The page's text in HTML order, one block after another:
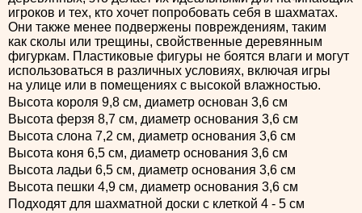
игроков и тех, кто хочет попробовать себя в шахматах.
Они также менее подвержены повреждениям, таким
как сколы или трещины, свойственные деревянным
фигуркам. Пластиковые фигуры не боятся влаги и могут
использоваться в различных условиях, включая игры
на улице или в помещениях с высокой влажностью.
Высота короля 9,8 см, диаметр основан 3,6 см
Высота ферзя 8,7 см, диаметр основания 3,6 см
Высота слона 7,2 см, диаметр основания 3,6 см
Высота коня 6,5 см, диаметр основания 3,6 см
Высота ладьи 6,5 см, диаметр основания 3,6 см
Высота пешки 4,9 см, диаметр основания 3,6 см
Подходят для шахматной доски с клеткой 4 - 5 см